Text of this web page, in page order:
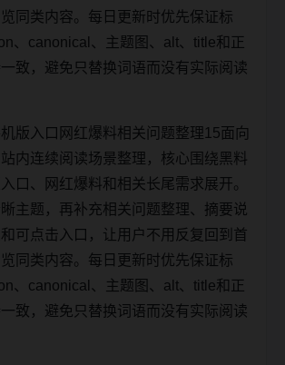
同类内容。每日更新时优先保证标
、canonical、主题图、alt、title和正
致，避免只替换词语而没有实际阅读
版入口网红爆料相关问题整理15面向
内连续阅读场景整理，核心围绕黑料
口、网红爆料和相关长尾需求展开。
主题，再补充相关问题整理、摘要说
可点击入口，让用户不用反复回到首
同类内容。每日更新时优先保证标
、canonical、主题图、alt、title和正
致，避免只替换词语而没有实际阅读